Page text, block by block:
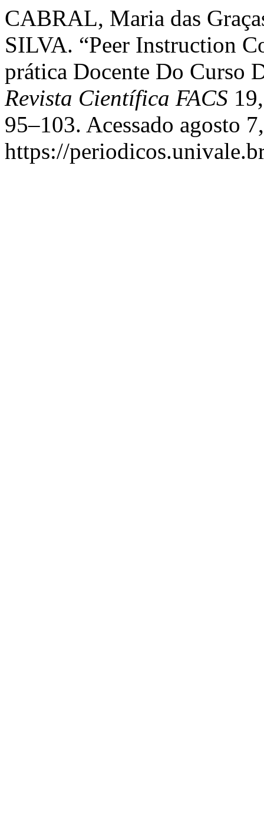
CABRAL, Maria das
SILVA. “Peer Instruction
prática Docente Do Curso
Revista Científica FACS
95–103. Acessado agosto
https://